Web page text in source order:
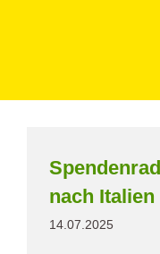
nach Italien
14.07.2025